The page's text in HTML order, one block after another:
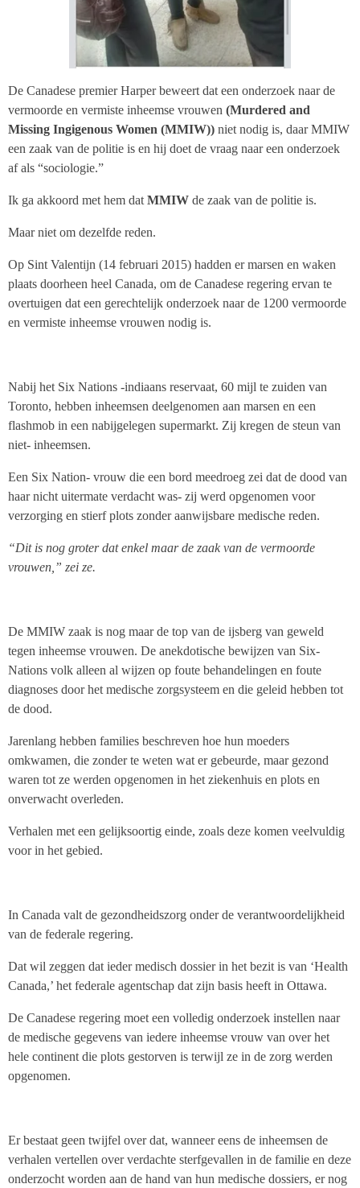
De Canadese premier Harper beweert dat een onderzoek naar de
vermoorde en vermiste inheemse vrouwen (Murdered and
Missing Ingigenous Women (MMIW)) niet nodig is, daar MMIW
een zaak van de politie is en hij doet de vraag naar een onderzoek
af als “sociologie.”
Ik ga akkoord met hem dat MMIW de zaak van de politie is.
Maar niet om dezelfde reden.
Op Sint Valentijn (14 februari 2015) hadden er marsen en waken
plaats doorheen heel Canada, om de Canadese regering ervan te
overtuigen dat een gerechtelijk onderzoek naar de 1200 vermoorde
en vermiste inheemse vrouwen nodig is.
Nabij het Six Nations -indiaans reservaat, 60 mijl te zuiden van
Toronto, hebben inheemsen deelgenomen aan marsen en een
flashmob in een nabijgelegen supermarkt. Zij kregen de steun van
niet- inheemsen.
Een Six Nation- vrouw die een bord meedroeg zei dat de dood van
haar nicht uitermate verdacht was- zij werd opgenomen voor
verzorging en stierf plots zonder aanwijsbare medische reden.
“Dit is nog groter dat enkel maar de zaak van de vermoorde
vrouwen,” zei ze.
De MMIW zaak is nog maar de top van de ijsberg van geweld
tegen inheemse vrouwen. De anekdotische bewijzen van Six-
Nations volk alleen al wijzen op foute behandelingen en foute
diagnoses door het medische zorgsysteem en die geleid hebben tot
de dood.
Jarenlang hebben families beschreven hoe hun moeders
omkwamen, die zonder te weten wat er gebeurde, maar gezond
waren tot ze werden opgenomen in het ziekenhuis en plots en
onverwacht overleden.
Verhalen met een gelijksoortig einde, zoals deze komen veelvuldig
voor in het gebied.
In Canada valt de gezondheidszorg onder de verantwoordelijkheid
van de federale regering.
Dat wil zeggen dat ieder medisch dossier in het bezit is van ‘Health
Canada,’ het federale agentschap dat zijn basis heeft in Ottawa.
De Canadese regering moet een volledig onderzoek instellen naar
de medische gegevens van iedere inheemse vrouw van over het
hele continent die plots gestorven is terwijl ze in de zorg werden
opgenomen.
Er bestaat geen twijfel over dat, wanneer eens de inheemsen de
verhalen vertellen over verdachte sterfgevallen in de familie en deze
onderzocht worden aan de hand van hun medische dossiers, er nog